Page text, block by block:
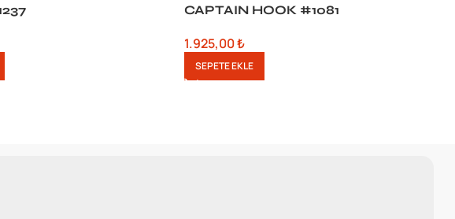
CAPTAIN HOOK #1081
1.925,00₺
SEPETE EKLE